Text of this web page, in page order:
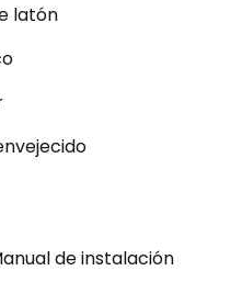
latón
de instalación